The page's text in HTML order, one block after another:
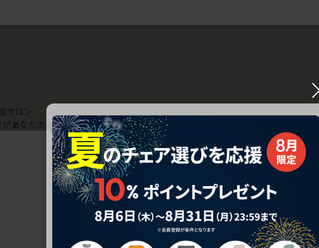
サロン
なたのための椅子選びをサポートいたします。